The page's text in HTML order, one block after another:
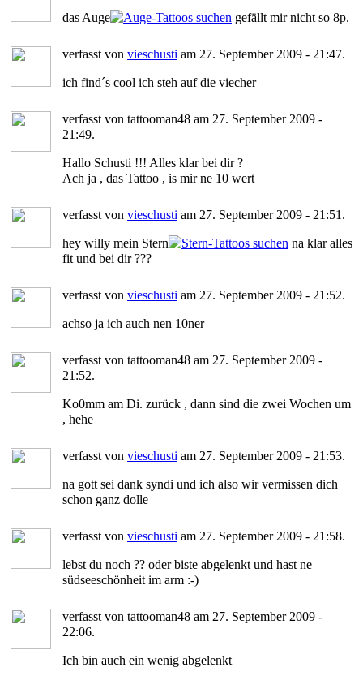
das Auge gefällt mir nicht so 8p.
verfasst von vieschusti am 27. September 2009 - 21:47.
ich find´s cool ich steh auf die viecher
verfasst von tattooman48 am 27. September 2009 -
21:49.
Hallo Schusti !!! Alles klar bei dir ?
Ach ja , das Tattoo , is mir ne 10 wert
verfasst von vieschusti am 27. September 2009 - 21:51.
hey willy mein Stern
na klar alles
fit und bei dir ???
verfasst von vieschusti am 27. September 2009 - 21:52.
achso ja ich auch nen 10ner
verfasst von tattooman48 am 27. September 2009 -
21:52.
Ko0mm am Di. zurück , dann sind die zwei Wochen um
, hehe
verfasst von vieschusti am 27. September 2009 - 21:53.
na gott sei dank syndi und ich also wir vermissen dich
schon ganz dolle
verfasst von vieschusti am 27. September 2009 - 21:58.
lebst du noch ?? oder biste abgelenkt und hast ne
südseeschönheit im arm :-)
verfasst von tattooman48 am 27. September 2009 -
22:06.
Ich bin auch ein wenig abgelenkt